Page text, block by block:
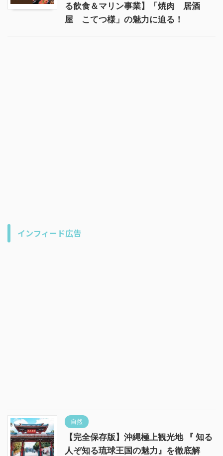
る飲食＆マリン事業】「焼肉 居酒
屋 こてつ様」の魅力に迫る！
インフィード広告
自然
【完全保存版】沖縄極上観光地 『 知る
人ぞ知る琉球王国の魅力』を徹底解